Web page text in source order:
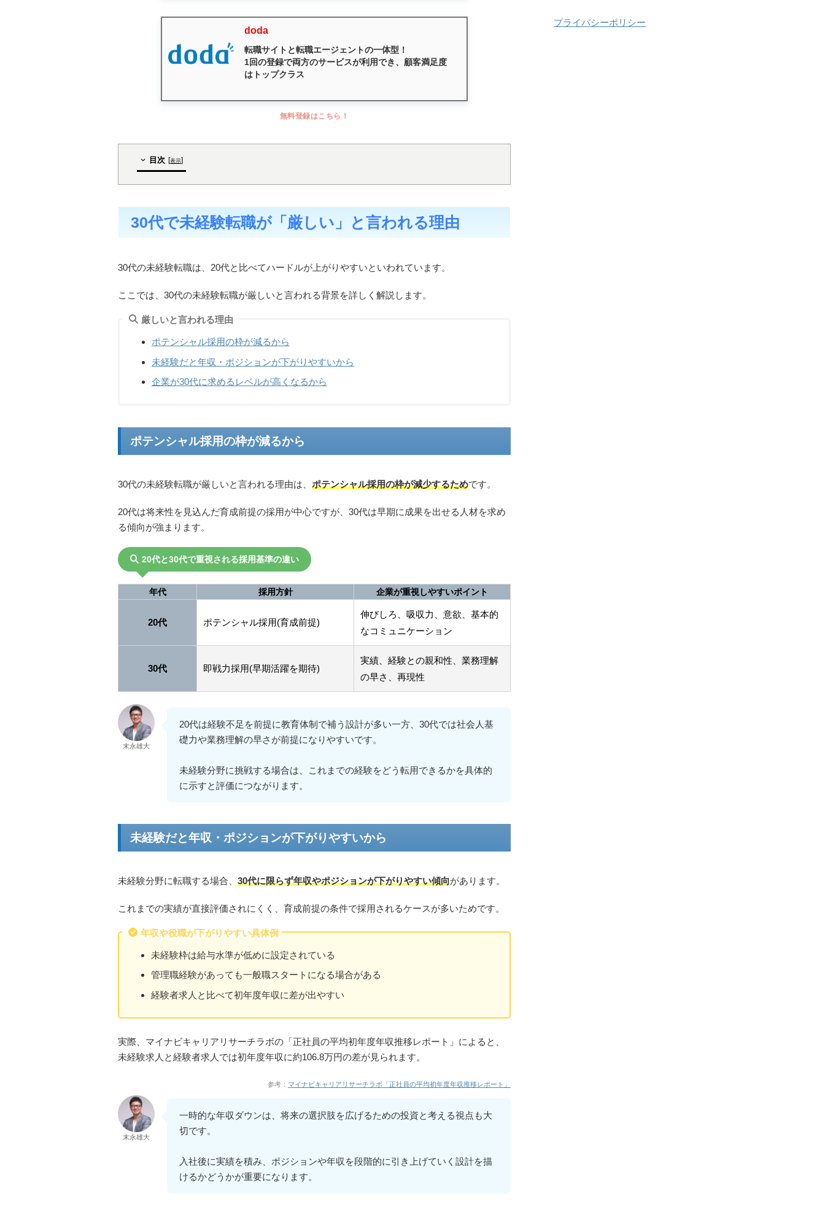
doda
転職サイトと転職エージェントの一体型！
1回の登録で両方のサービスが利用でき、顧客満足度
はトップクラス
無料登録はこちら！
目次 [表示]
30代で未経験転職が「厳しい」と言われる理由
30代の未経験転職は、20代と比べてハードルが上がりやすいといわれています。
ここでは、30代の未経験転職が厳しいと言われる背景を詳しく解説します。
厳しいと言われる理由
ポテンシャル採用の枠が減るから
未経験だと年収・ポジションが下がりやすいから
企業が30代に求めるレベルが高くなるから
ポテンシャル採用の枠が減るから
30代の未経験転職が厳しいと言われる理由は、 ポテンシャル採用の枠が減少するためです。
20代は将来性を見込んだ育成前提の採用が中心ですが、30代は早期に成果を出せる人材を求め
る傾向が強まります。
20代と30代で重視される採用基準の違い
年代 採用方針 企業が重視しやすいポイント
20代 ポテンシャル採用(育成前提)
伸びしろ、吸収力、意欲、基本的
なコミュニケーション
30代 即戦力採用(早期活躍を期待)
実績、経験との親和性、業務理解
の早さ、再現性
末永雄大
20代は経験不足を前提に教育体制で補う設計が多い一方、30代では社会人基
礎力や業務理解の早さが前提になりやすいです。
未経験分野に挑戦する場合は、これまでの経験をどう転用できるかを具体的
に示すと評価につながります。
未経験だと年収・ポジションが下がりやすいから
未経験分野に転職する場合、 30代に限らず年収やポジションが下がりやすい傾向があります。
これまでの実績が直接評価されにくく、育成前提の条件で採用されるケースが多いためです。
年収や役職が下がりやすい具体例
未経験枠は給与水準が低めに設定されている
管理職経験があっても一般職スタートになる場合がある
経験者求人と比べて初年度年収に差が出やすい
実際、マイナビキャリアリサーチラボの「正社員の平均初年度年収推移レポート」によると、
未経験求人と経験者求人では初年度年収に約106.8万円の差が見られます。
参考： マイナビキャリアリサーチラボ「正社員の平均初年度年収推移レポート」
末永雄大
一時的な年収ダウンは、将来の選択肢を広げるための投資と考える視点も大
切です。
入社後に実績を積み、ポジションや年収を段階的に引き上げていく設計を描
けるかどうかが重要になります。
プライバシーポリシー